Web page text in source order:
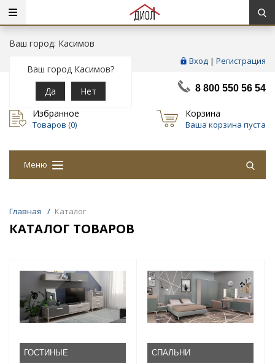
Ваш город: Касимов
Ваш город Касимов?
Да
Нет
Вход | Регистрация
8 800 550 56 54
Избранное
Товаров (0)
Корзина
Ваша корзина пуста
Меню
Главная / Каталог
КАТАЛОГ ТОВАРОВ
ГОСТИНЫЕ СПАЛЬНИ